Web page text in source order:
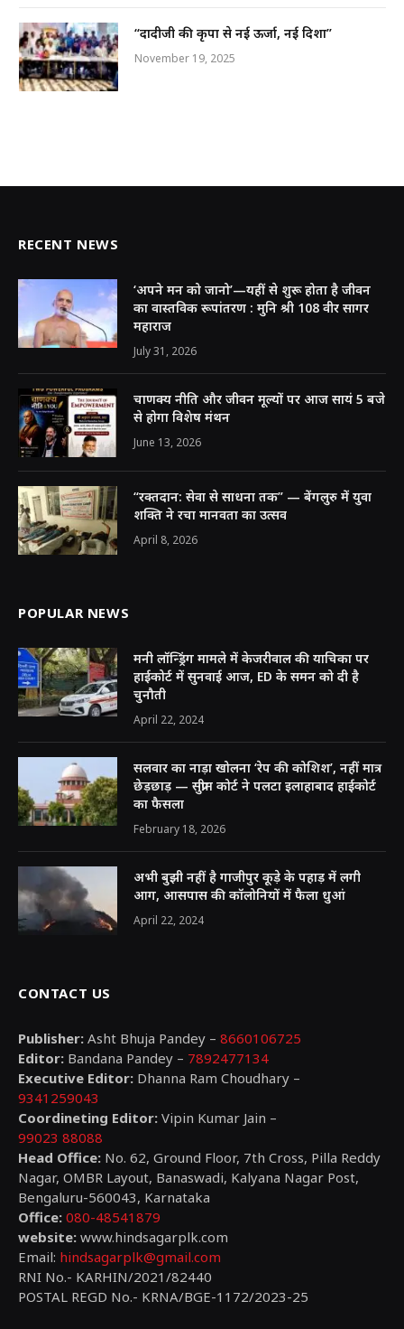
“दादीजी की कृपा से नई ऊर्जा, नई दिशा”
November 19, 2025
RECENT NEWS
‘अपने मन को जानो’—यहीं से शुरू होता है जीवन
का वास्तविक रूपांतरण : मुनि श्री 108 वीर सागर
महाराज
July 31, 2026
चाणक्य नीति और जीवन मूल्यों पर आज सायं 5 बजे
से होगा विशेष मंथन
June 13, 2026
“रक्तदान: सेवा से साधना तक” — बेंगलुरु में युवा
शक्ति ने रचा मानवता का उत्सव
April 8, 2026
POPULAR NEWS
मनी लॉन्ड्रिंग मामले में केजरीवाल की याचिका पर
हाईकोर्ट में सुनवाई आज, ED के समन को दी है
चुनौती
April 22, 2024
सलवार का नाड़ा खोलना ‘रेप की कोशिश’, नहीं मात्र
छेड़छाड़ — सुप्रीम कोर्ट ने पलटा इलाहाबाद हाईकोर्ट
का फैसला
February 18, 2026
अभी बुझी नहीं है गाजीपुर कूड़े के पहाड़ में लगी
आग, आसपास की कॉलोनियों में फैला धुआं
April 22, 2024
CONTACT US
Publisher: Asht Bhuja Pandey – 8660106725
Editor: Bandana Pandey – 7892477134
Executive Editor: Dhanna Ram Choudhary –
9341259043
Coordineting Editor: Vipin Kumar Jain –
99023 88088
Head Office: No. 62, Ground Floor, 7th Cross, Pilla Reddy
Nagar, OMBR Layout, Banaswadi, Kalyana Nagar Post,
Bengaluru-560043, Karnataka
Office: 080-48541879
website: www.hindsagarplk.com
Email: hindsagarplk@gmail.com
RNI No.- KARHIN/2021/82440
POSTAL REGD No.- KRNA/BGE-1172/2023-25